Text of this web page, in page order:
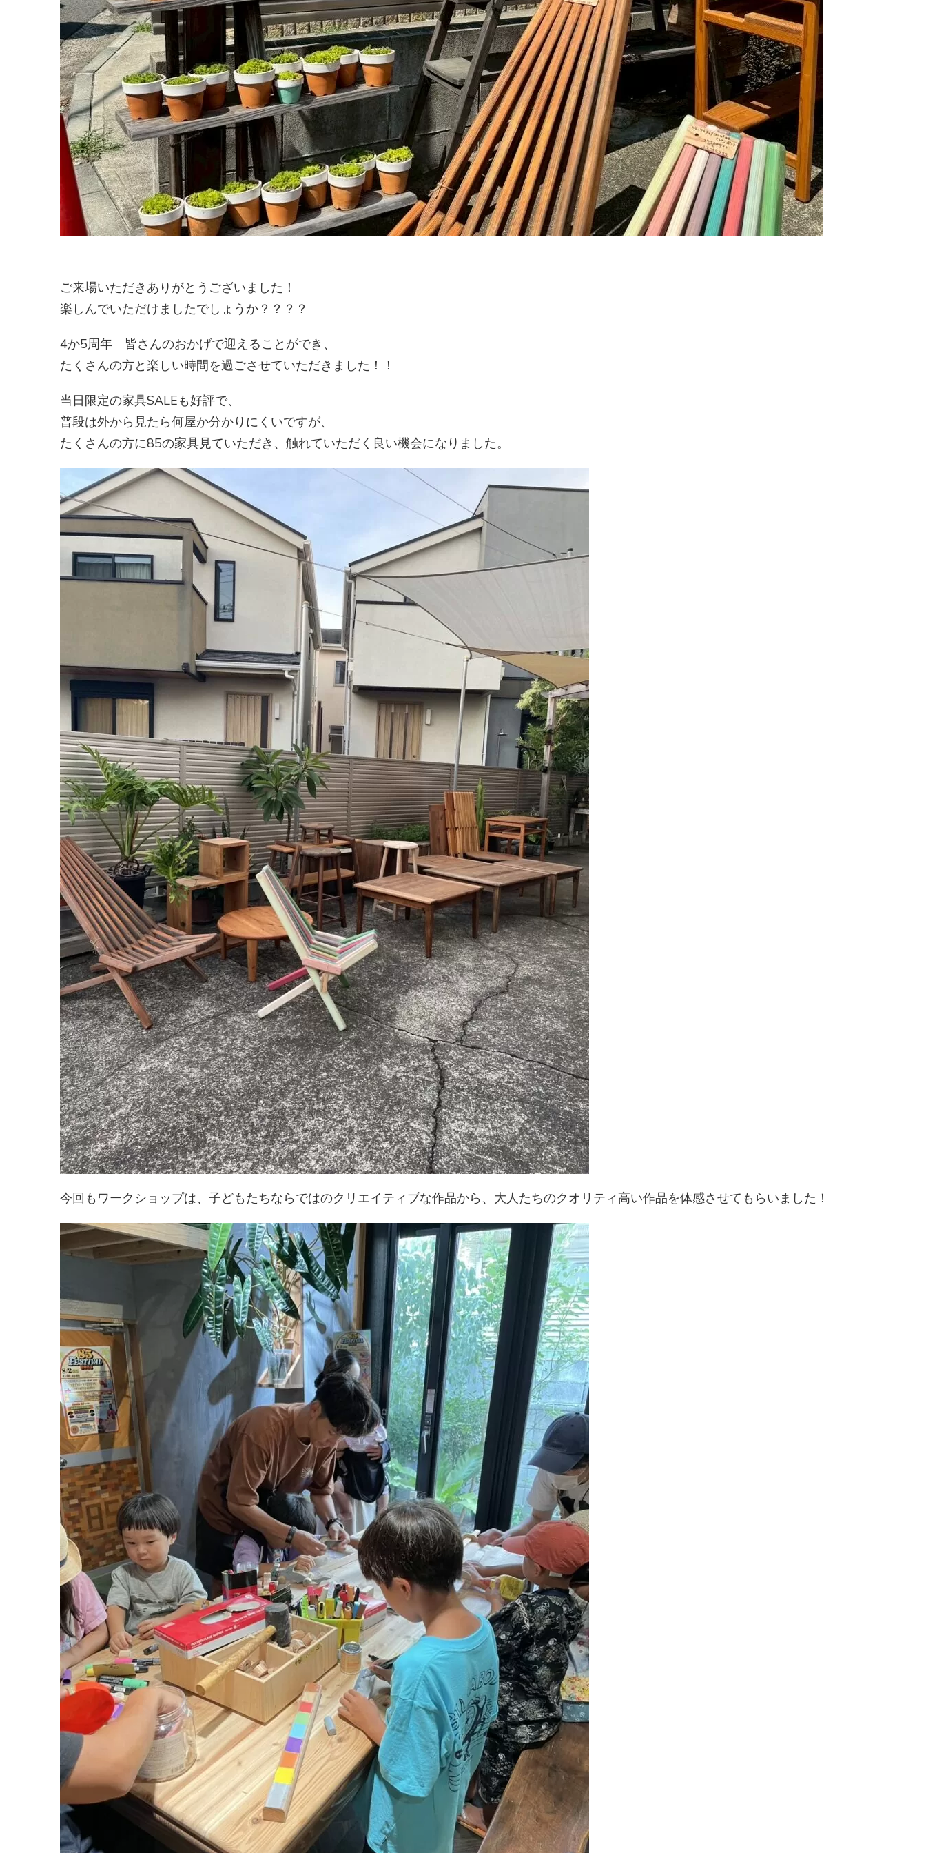
ご来場いただきありがとうございました！
楽しんでいただけましたでしょうか？？？？
4か5周年 皆さんのおかげで迎えることができ、
たくさんの方と楽しい時間を過ごさせていただきました！！
当日限定の家具SALEも好評で、
普段は外から見たら何屋か分かりにくいですが、
たくさんの方に85の家具見ていただき、触れていただく良い機会になりました。
今回もワークショップは、子どもたちならではのクリエイティブな作品から、大人たちのクオリティ高い作品を体感させてもらいました！